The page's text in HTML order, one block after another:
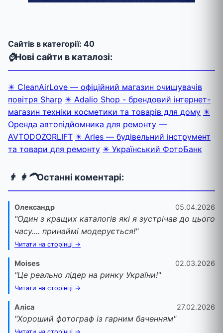
Cайтів в категорії: 40
⌚Нові сайти в каталозі:
✴️ CleanAirLove — офіційний магазин очищувачів
повітря Sharp ✴️ Adalio Shop - брендовий інтернет-
магазин техніки косметики та товарів для дому ✴️
Оренда автопідйомника для ремонту —
AVTODOZORLIFT ✴️ Arles — будівельний інструмент
та товари для ремонту ✴️ Український ФотоБанк
👨 👩‍🦱Останні коментарі:
Олександр 05.04.2026
"Один з кращих каталогів які я зустрічав до цього
часу.... принаймі модерується!"
Читати на сторінці →
Moises 02.03.2026
"Це реально лідер на ринку України!"
Читати на сторінці →
Аліса 27.02.2026
"Хороший фотограф із гарним баченням"